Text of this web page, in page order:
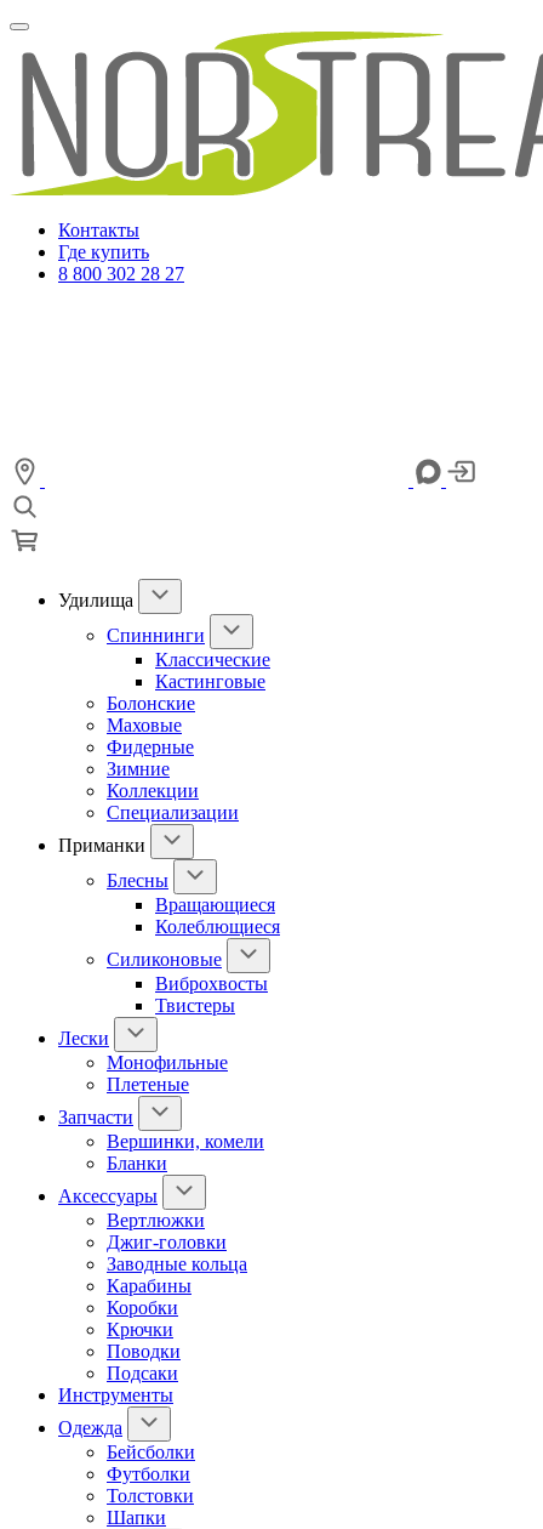
Контакты
Где купить
8 800 302 28 27
Удилища
Спиннинги
Классические
Кастинговые
Болонские
Маховые
Фидерные
Зимние
Коллекции
Специализации
Приманки
Блесны
Вращающиеся
Колеблющиеся
Силиконовые
Виброхвосты
Твистеры
Лески
Монофильные
Плетеные
Запчасти
Вершинки, комели
Бланки
Аксессуары
Вертлюжки
Джиг-головки
Заводные кольца
Карабины
Коробки
Крючки
Поводки
Подсаки
Инструменты
Одежда
Бейсболки
Футболки
Толстовки
Шапки